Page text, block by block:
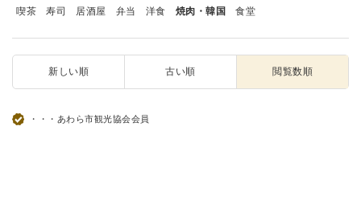
喫茶
寿司 居酒屋 弁当 洋食 焼肉・韓国 食堂
新しい順 古い順 閲覧数順
・・・あわら市観光協会会員